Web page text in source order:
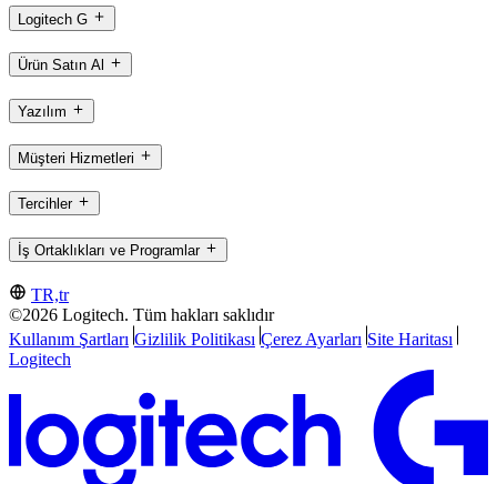
Logitech G
Ürün Satın Al
Yazılım
Müşteri Hizmetleri
Tercihler
İş Ortaklıkları ve Programlar
TR,tr
©2026 Logitech. Tüm hakları saklıdır
Kullanım Şartları Gizlilik Politikası Çerez Ayarları Site Haritası
Logitech